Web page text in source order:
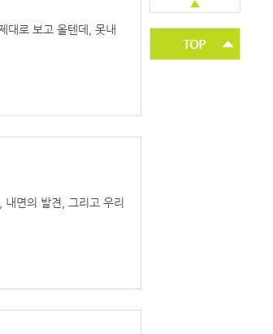
▲
대로 보고 올텐데, 못내
면의 발견, 그리고 우리